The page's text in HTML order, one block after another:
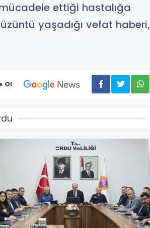
ettiği hastalığa
yaşadığı vefat haberi,
Ol